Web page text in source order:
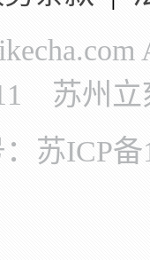
苏州立
苏ICP备